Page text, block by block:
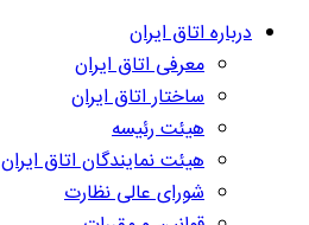
درباره اتاق ایران
معرفی اتاق ایران
ساختار اتاق ایران
هیئت رئیسه
هیئت نمایندگان اتاق ایران
شورای عالی نظارت